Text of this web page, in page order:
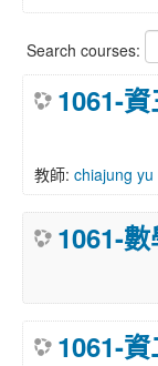
Search courses:
1061-
教師: chiajung yu
1061-
1061-